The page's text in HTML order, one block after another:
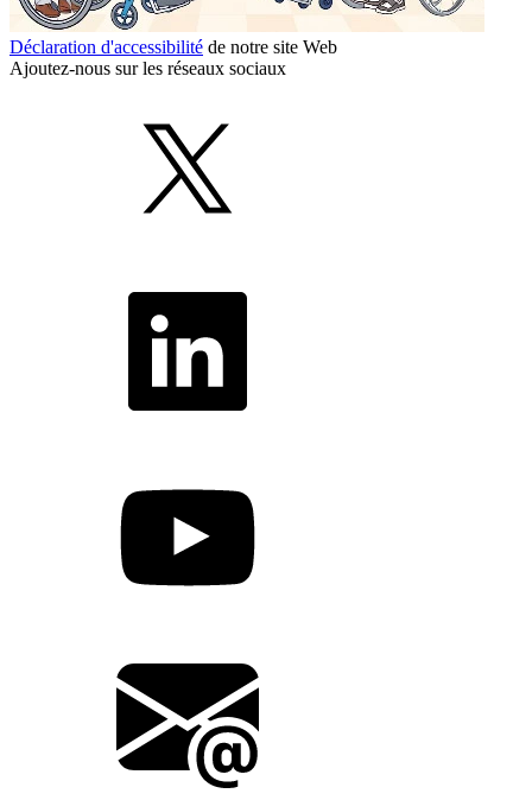
Déclaration d'accessibilité de notre site Web
Ajoutez-nous sur les réseaux sociaux